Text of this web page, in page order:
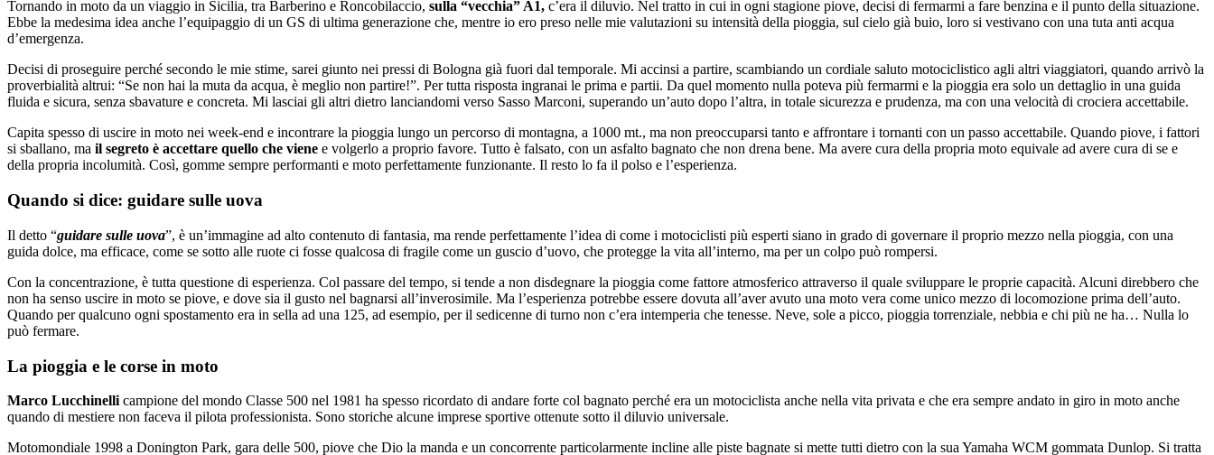
Tornando in moto da un viaggio in Sicilia, tra Barberino e Roncobilaccio, sulla “vecchia” A1, c’era il diluvio. Nel tratto in cui in ogni stagione piove, decisi di fermarmi a fare benzina e il punto della situazione.
Ebbe la medesima idea anche l’equipaggio di un GS di ultima generazione che, mentre io ero preso nelle mie valutazioni su intensità della pioggia, sul cielo già buio, loro si vestivano con una tuta anti acqua
d’emergenza.
Decisi di proseguire perché secondo le mie stime, sarei giunto nei pressi di Bologna già fuori dal temporale. Mi accinsi a partire, scambiando un cordiale saluto motociclistico agli altri viaggiatori, quando arrivò la
proverbialità altrui: “Se non hai la muta da acqua, è meglio non partire!”. Per tutta risposta ingranai le prima e partii. Da quel momento nulla poteva più fermarmi e la pioggia era solo un dettaglio in una guida
fluida e sicura, senza sbavature e concreta. Mi lasciai gli altri dietro lanciandomi verso Sasso Marconi, superando un’auto dopo l’altra, in totale sicurezza e prudenza, ma con una velocità di crociera accettabile.
Capita spesso di uscire in moto nei week-end e incontrare la pioggia lungo un percorso di montagna, a 1000 mt., ma non preoccuparsi tanto e affrontare i tornanti con un passo accettabile. Quando piove, i fattori
si sballano, ma il segreto è accettare quello che viene e volgerlo a proprio favore. Tutto è falsato, con un asfalto bagnato che non drena bene. Ma avere cura della propria moto equivale ad avere cura di se e
della propria incolumità. Così, gomme sempre performanti e moto perfettamente funzionante. Il resto lo fa il polso e l’esperienza.
Quando si dice: guidare sulle uova
Il detto “guidare sulle uova”, è un’immagine ad alto contenuto di fantasia, ma rende perfettamente l’idea di come i motociclisti più esperti siano in grado di governare il proprio mezzo nella pioggia, con una
guida dolce, ma efficace, come se sotto alle ruote ci fosse qualcosa di fragile come un guscio d’uovo, che protegge la vita all’interno, ma per un colpo può rompersi.
Con la concentrazione, è tutta questione di esperienza. Col passare del tempo, si tende a non disdegnare la pioggia come fattore atmosferico attraverso il quale sviluppare le proprie capacità. Alcuni direbbero che
non ha senso uscire in moto se piove, e dove sia il gusto nel bagnarsi all’inverosimile. Ma l’esperienza potrebbe essere dovuta all’aver avuto una moto vera come unico mezzo di locomozione prima dell’auto.
Quando per qualcuno ogni spostamento era in sella ad una 125, ad esempio, per il sedicenne di turno non c’era intemperia che tenesse. Neve, sole a picco, pioggia torrenziale, nebbia e chi più ne ha… Nulla lo
può fermare.
La pioggia e le corse in moto
Marco Lucchinelli campione del mondo Classe 500 nel 1981 ha spesso ricordato di andare forte col bagnato perché era un motociclista anche nella vita privata e che era sempre andato in giro in moto anche
quando di mestiere non faceva il pilota professionista. Sono storiche alcune imprese sportive ottenute sotto il diluvio universale.
Motomondiale 1998 a Donington Park, gara delle 500, piove che Dio la manda e un concorrente particolarmente incline alle piste bagnate si mette tutti dietro con la sua Yamaha WCM gommata Dunlop. Si tratta